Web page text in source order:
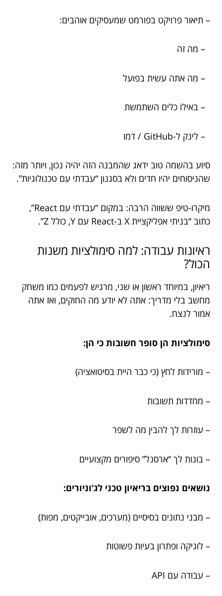
– תיאור פרויקט בפורמט שמעסיקים אוהבים:
– מה זה
– מה אתה עשית בפועל
– באילו כלים השתמשת
– לינק ל-GitHub / דמו
סיוע בהשמה טוב ידאג שהמבנה הזה יהיה נכון, ויותר מזה:
שהניסוחים יהיו חדים ולא בסגנון “עבדתי עם טכנולוגיות”.
מיקרו-טיפ ששווה הרבה: במקום “עבדתי עם React”,
כתוב “בניתי אפליקציית X ב-React עם Y, כולל Z”.
ראיונות עבודה: למה סימולציות משנות
הכול?
ריאיון, במיוחד ראשון או שני, מרגיש לפעמים כמו משחק
מחשב בלי מדריך: אתה לא יודע מה החוקים, ואז אתה
אמור לנצח.
סימולציות הן סופר חשובות כי הן:
– מורידות לחץ (כי כבר היית בסיטואציה)
– מחדדות תשובות
– עוזרות לך להבין מה לשפר
– בונות לך “ארסנל” סיפורים מקצועיים
נושאים נפוצים בריאיון טכני לג’וניורים:
– מבני נתונים בסיסיים (מערכים, אובייקטים, מפות)
– לוגיקה ופתרון בעיות פשוטות
– עבודה עם API